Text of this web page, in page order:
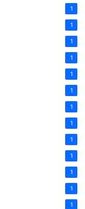
1
1
1
1
1
1
1
1
1
1
1
1
1